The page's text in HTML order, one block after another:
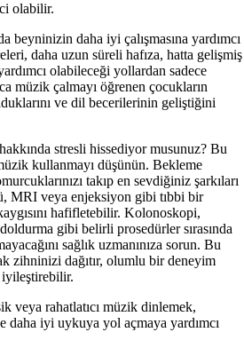
olabilir.
beyninizin daha iyi çalışmasına yardımcı
daha uzun süreli hafıza, hatta gelişmiş
olabileceği yollardan sadece
müzik çalmayı öğrenen çocukların
ve dil becerilerinin geliştiğini
stresli hissediyor musunuz? Bu
kullanmayı düşünün. Bekleme
takıp en sevdiğiniz şarkıları
MRI veya enjeksiyon gibi tıbbi bir
hafifletebilir. Kolonoskopi,
gibi belirli prosedürler sırasında
sağlık uzmanınıza sorun. Bu
zihninizi dağıtır, olumlu bir deneyim
iyileştirebilir.
veya rahatlatıcı müzik dinlemek,
daha iyi uykuya yol açmaya yardımcı